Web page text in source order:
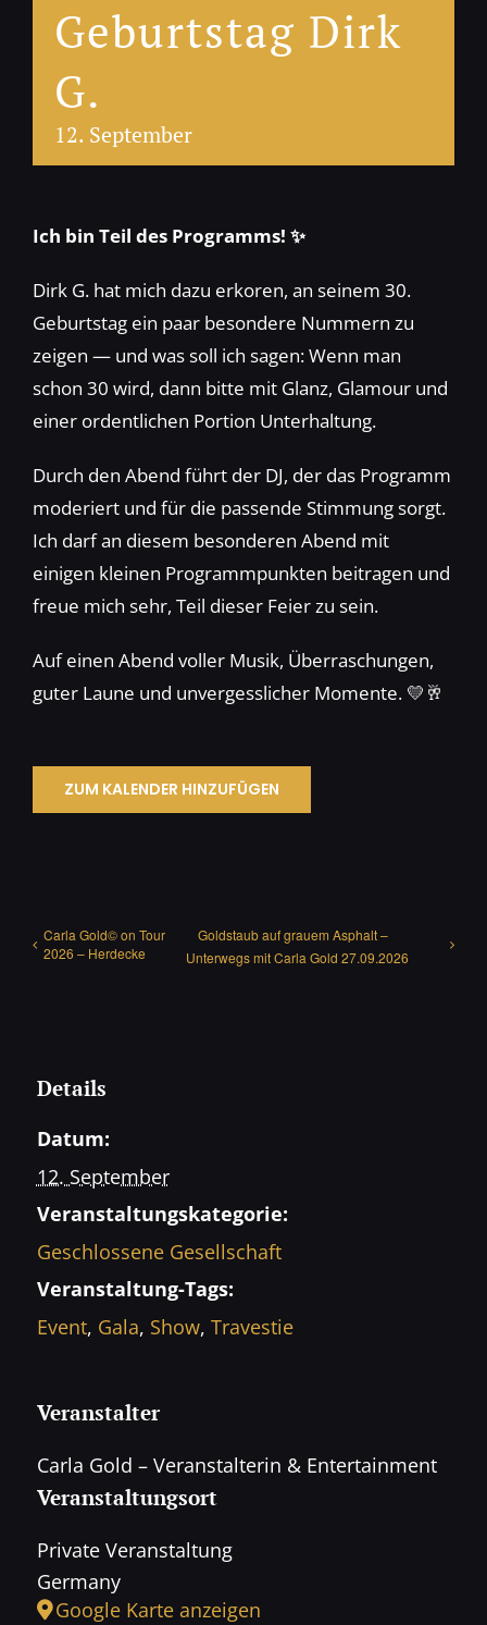
Geburtstag Dirk
G.
12. September
Ich bin Teil des Programms! ✨
Dirk G. hat mich dazu erkoren, an seinem 30.
Geburtstag ein paar besondere Nummern zu
zeigen — und was soll ich sagen: Wenn man
schon 30 wird, dann bitte mit Glanz, Glamour und
einer ordentlichen Portion Unterhaltung.
Durch den Abend führt der DJ, der das Programm
moderiert und für die passende Stimmung sorgt.
Ich darf an diesem besonderen Abend mit
einigen kleinen Programmpunkten beitragen und
freue mich sehr, Teil dieser Feier zu sein.
Auf einen Abend voller Musik, Überraschungen,
guter Laune und unvergesslicher Momente. 💛🥂
ZUM KALENDER HINZUFÜGEN
Carla Gold© on Tour
2026 – Herdecke
Goldstaub auf grauem Asphalt –
Unterwegs mit Carla Gold 27.09.2026
Details
Datum:
12. September
Veranstaltungskategorie:
Geschlossene Gesellschaft
Veranstaltung-Tags:
Event, Gala, Show, Travestie
Veranstaltungsort
Private Veranstaltung
Germany
Google Karte anzeigen
Veranstalter
Carla Gold – Veranstalterin & Entertainment